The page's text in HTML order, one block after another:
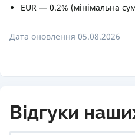
EUR — 0.2% (мінімальна
Дата оновлення 05.08.2026
Відгуки